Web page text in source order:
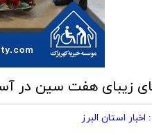
زیبای هفت سین در
اخبار استان البرز